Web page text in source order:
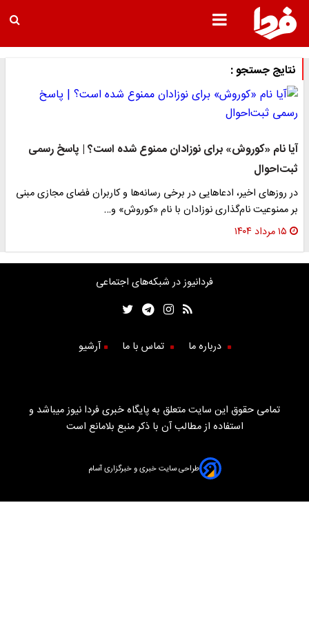
نتایج جستجو :
آیا نام «کوروش» برای نوزادان ممنوع شده است؟ | پاسخ رسمی
ثبت‌احوال
در روز‌های اخیر، ادعا‌هایی در برخی رسانه‌ها و کاربران فضای مجازی مبنی
بر ممنوعیت نام‌گذاری نوزادان با نام «کوروش» و…
۱۵ مرداد ۱۴۰۴
فردانیوز در شبکه‌های اجتماعی
درباره ما تماس با ما آرشیو
تمامی حقوق این سایت متعلق به پایگاه خبری فردا نیوز میباشد و
استفاده از مطالب آن با ذکر منبع بلامانع است
طراحی سایت خبری و خبرگزاری آسام